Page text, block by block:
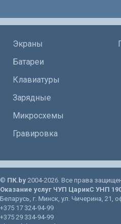
Экраны
Батареи
Клавиатуры
Зарядные
Микросхемы
Гравировка
© ПК.by 2004-2026. Все права
Оказание услуг ЧУП ЦарикС УНП
Беларусь, г. Минск, ул. Чичерина, 21 ,
+375 17 324-94-99
+375 29 334-94-99